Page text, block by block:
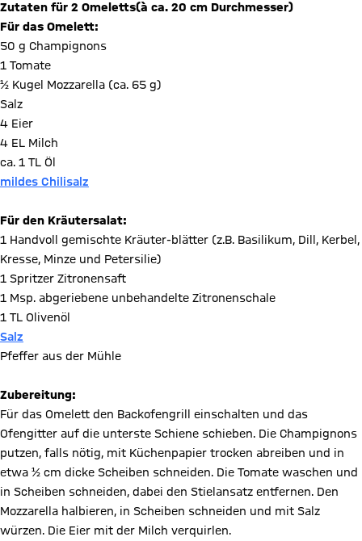
Zutaten für 2 Omeletts(à ca. 20 cm Durchmesser)
Für das Omelett:
50 g Champignons
1 Tomate
½ Kugel Mozzarella (ca. 65 g)
Salz
4 Eier
4 EL Milch
ca. 1 TL Öl
mildes Chilisalz
Für den Kräutersalat:
1 Handvoll gemischte Kräuter-blätter (z.B. Basilikum, Dill, Kerbel,
Kresse, Minze und Petersilie)
1 Spritzer Zitronensaft
1 Msp. abgeriebene unbehandelte Zitronenschale
1 TL Olivenöl
Salz
Pfeffer aus der Mühle
Zubereitung:
Für das Omelett den Backofengrill einschalten und das
Ofengitter auf die unterste Schiene schieben. Die Champignons
putzen, falls nötig, mit Küchenpapier trocken abreiben und in
etwa ½ cm dicke Scheiben schneiden. Die Tomate waschen und
in Scheiben schneiden, dabei den Stielansatz entfernen. Den
Mozzarella halbieren, in Scheiben schneiden und mit Salz
würzen. Die Eier mit der Milch verquirlen.